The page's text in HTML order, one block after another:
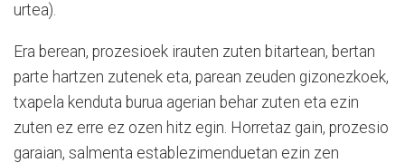
urtea).
Era berean, prozesioek irauten zuten bitartean, bertan
parte hartzen zutenek eta, parean zeuden gizonezkoek,
txapela kenduta burua agerian behar zuten eta ezin
zuten ez erre ez ozen hitz egin. Horretaz gain, prozesio
garaian, salmenta establezimenduetan ezin zen